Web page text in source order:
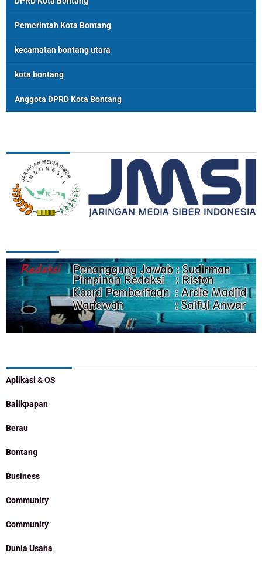
Pemerintah Kota Bontang
kecamatan bontang utara
kota bontang
Anggota DPRD Kota Bontang
Aplikasi & OS
Balikpapan
Berau
Bontang
Business
Community
Community
Dunia Usaha